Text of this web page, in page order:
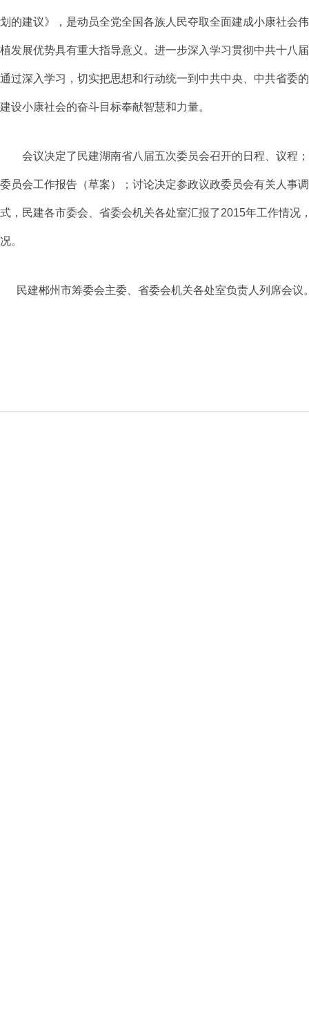
划的建议》，是动员全党全国各族人民夺取全面建成小康社会
植发展优势具有重大指导意义。 进一步深入学习贯彻中共十八
通过深入学习，切实把思想和行动统一到中共中央、中共省委
建设小康社会的奋斗目标奉献智慧和力量。
会议决定了民建湖南省八届五次委员会召开的日程、议程
委员会工作报告（草案）；讨论决定参政议政委员会有关人事
式，民建各市委会、省委会机关各处室汇报了2015年工作情
况。
民建郴州市筹委会主委、省委会机关各处室负责人 列席会议